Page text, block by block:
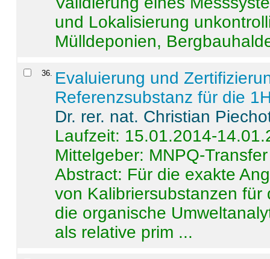
und Lokalisierung
Mülldeponien,
36. Evaluierung und
Referenzsubstanz für die
Dr. rer. nat. Christian
Laufzeit: 15.01.2014-
Mittelgeber: MNPQ-Transfer
Abstract: Für die exakte
von Kalibriersubstanzen
die organische
als relative prim ...